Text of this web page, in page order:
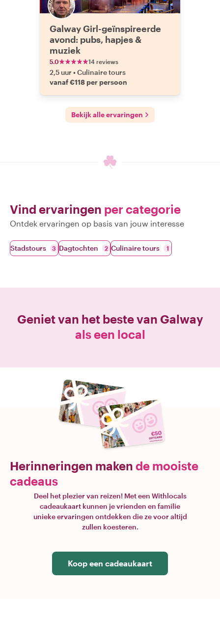
Galway Girl-geïnspireerde
avond: pubs, hapjes &
muziek
5.0 14 reviews
2,5 uur •Culinaire tours
vanaf €118 per persoon
Bekijk alle ervaringen
Vind ervaringen per categorie
Ontdek ervaringen op basis van jouw interesse
Stadstours 3 Dagtochten 2 Culinaire tours 1
Geniet van het beste van Galway
als een local
Herinneringen maken de mooiste
cadeaus
Deel het plezier van reizen! Met een Withlocals
cadeaukaart kunnen je vrienden en familie
unieke ervaringen ontdekken die ze voor altijd
zullen koesteren.
Koop een cadeaukaart